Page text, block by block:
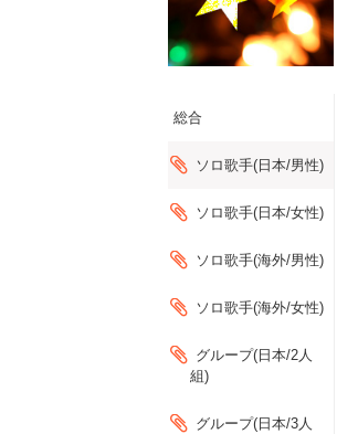
総合
ソロ歌手(日本/男性)
ソロ歌手(日本/女性)
ソロ歌手(海外/男性)
ソロ歌手(海外/女性)
グループ(日本/2人
組)
グループ(日本/3人